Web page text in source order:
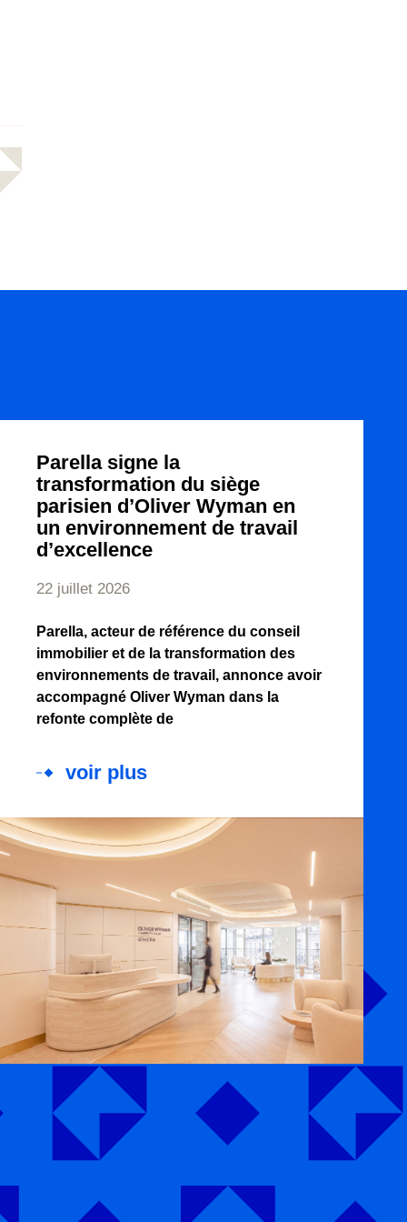
Parella signe la
transformation du siège
parisien d’Oliver Wyman en
un environnement de travail
d’excellence
22 juillet 2026
Parella, acteur de référence du conseil
immobilier et de la transformation des
environnements de travail, annonce avoir
accompagné Oliver Wyman dans la
refonte complète de
voir plus